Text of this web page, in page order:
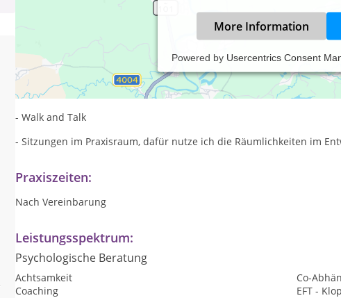
More Information
Powered by Usercentrics Consent
Praxis für Psychotherapie, Coaching und psychologische Beratung
- online-Beratung
- Walk and Talk
- Sitzungen im Praxisraum, dafür nutze ich die Räumlichkeiten im
Praxiszeiten:
Nach Vereinbarung
Leistungsspektrum:
Psychologische Beratung
Achtsamkeit
Co-
Coaching
EFT -